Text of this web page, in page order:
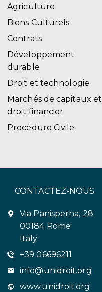
Agriculture
Biens Culturels
Contrats
Développement
durable
Droit et technologie
Marchés de capitaux et
droit financier
Procédure Civile
CONTACTEZ-NOUS
Via Panisperna, 28
00184 Rome
Italy
+39 06696211
info@unidroit.org
www.unidroit.org